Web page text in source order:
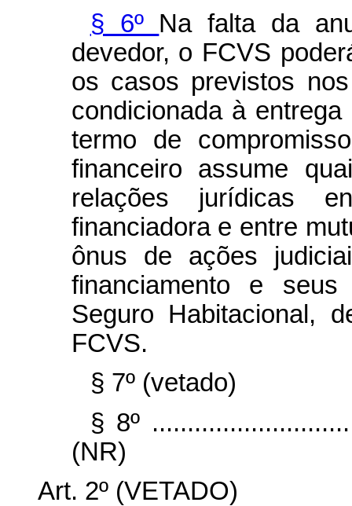
§ 6º Na falta da
devedor, o FCVS
os casos previstos
condicionada à
termo de
financeiro assume
relações jurídicas
financiadora e entre
ônus de ações
financiamento e
Seguro Habitacional,
FCVS.
§ 7º (vetado)
§ 8º
(NR)
Art. 2º (VETADO)